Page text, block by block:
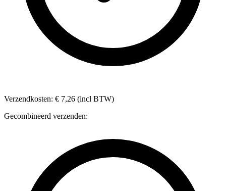
Verzendkosten: € 7,26 (incl BTW)
Gecombineerd verzenden: